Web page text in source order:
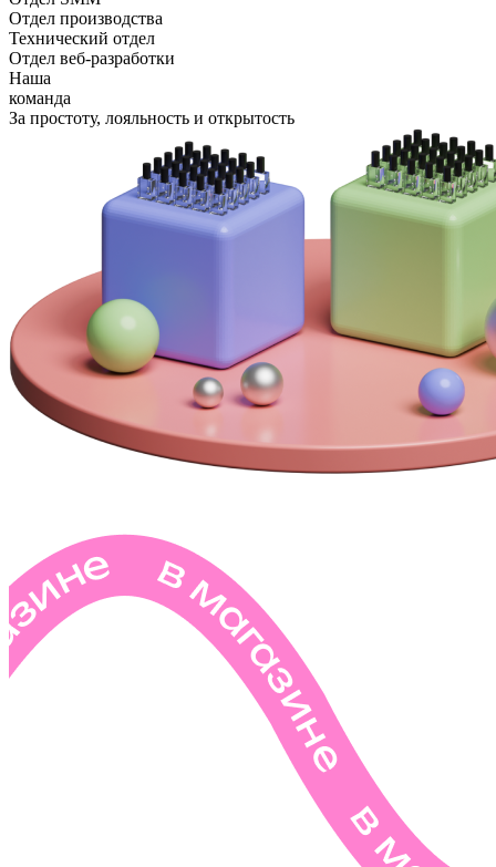
Отдел производства
Технический отдел
Отдел веб-разработки
Наша
команда
За простоту, лояльность и открытость